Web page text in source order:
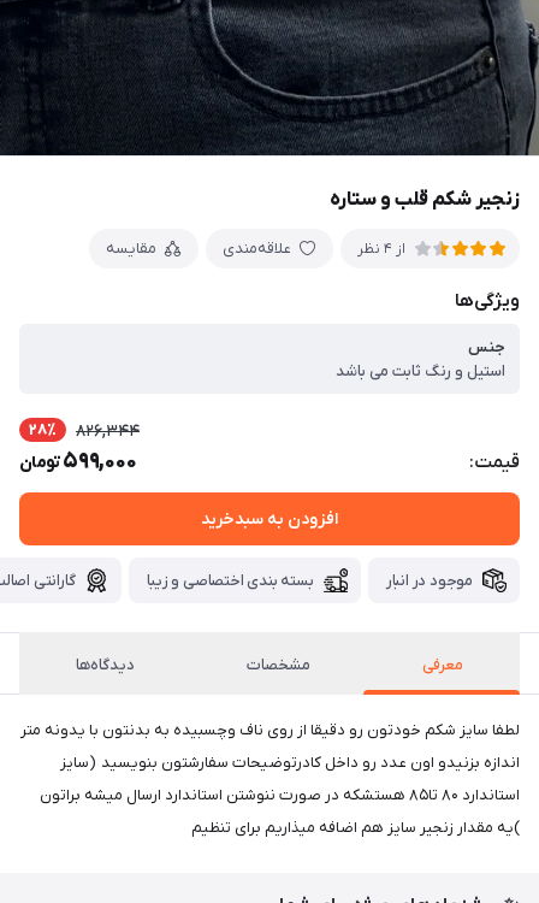
زنجیر شکم قلب و ستاره
از 4 نظر علاقه‌مندی مقایسه
ویژگی‌ها
جنس
استیل و رنگ ثابت می باشد
قیمت:
826,344 28٪
599,000تومان
افزودن به سبدخرید
موجود در انبار بسته بندی اختصاصی و زیبا گارانتی
معرفی مشخصات دیدگاه‌ها
لطفا سایز شکم خودتون رو دقیقا از روی ناف و‌چسبیده به بدنتون با یدونه متر
اندازه بزنیدو اون عدد رو داخل کادرتوضیحات سفارشتون بنویسید (سایز
استاندارد ۸۰ تا۸۵ هستشکه در صورت ننوشتن استاندارد ارسال میشه براتون
)یه مقدار زنجیر سایز هم اضافه میذاریم برای تنظیم